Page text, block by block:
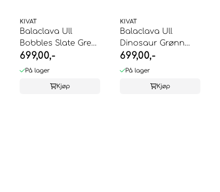
KIVAT
Balaclava Ull
Bobbles Slate Grey
Waffel Knit ...
699,00,-
På lager
Kjøp
KIVAT
Balaclava Ull
Dinosaur Grønn
Kivat
699,00,-
På lager
Kjøp